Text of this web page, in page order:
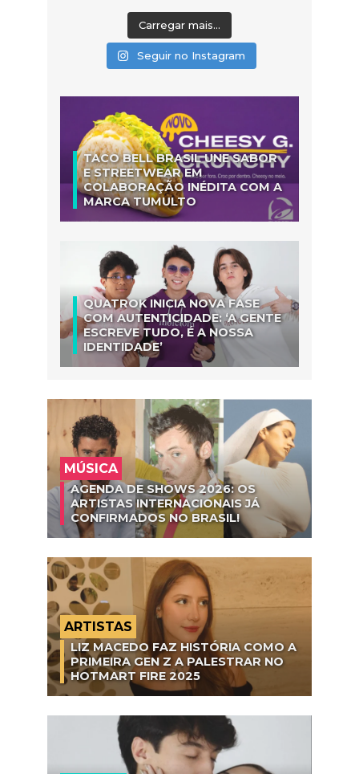
Carregar mais...
Seguir no Instagram
TACO BELL BRASIL UNE SABOR
E STREETWEAR EM
COLABORAÇÃO INÉDITA COM A
MARCA TUMULTO
QUATROK INICIA NOVA FASE
COM AUTENTICIDADE: ‘A GENTE
ESCREVE TUDO, É A NOSSA
IDENTIDADE’
MÚSICA
AGENDA DE SHOWS 2026: OS
ARTISTAS INTERNACIONAIS JÁ
CONFIRMADOS NO BRASIL!
ARTISTAS
LIZ MACEDO FAZ HISTÓRIA COMO A
PRIMEIRA GEN Z A PALESTRAR NO
HOTMART FIRE 2025